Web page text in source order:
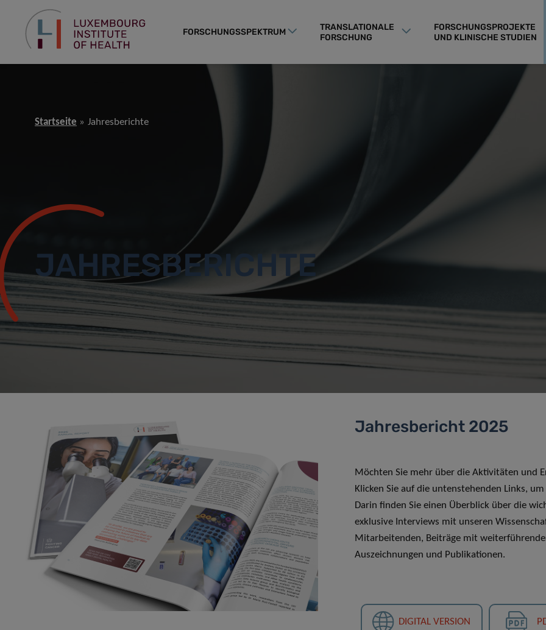
FORSCHUNGSSPEKTRUM
TRANSLATIONALE
FORSCHUNG
FORSCHUNGSPROJEKTE
UND KLINISCHE STUDIEN
Startseite Jahresberichte
JAHRESBERICHTE
Jahresbericht 2025
Möchten Sie mehr über die Aktivitäten und
Klicken Sie auf die untenstehenden Links,
Darin finden Sie einen Überblick über die
exklusive Interviews mit unseren
Mitarbeitenden, Beiträge mit
Auszeichnungen und Publikationen.
DIGITAL VERSION